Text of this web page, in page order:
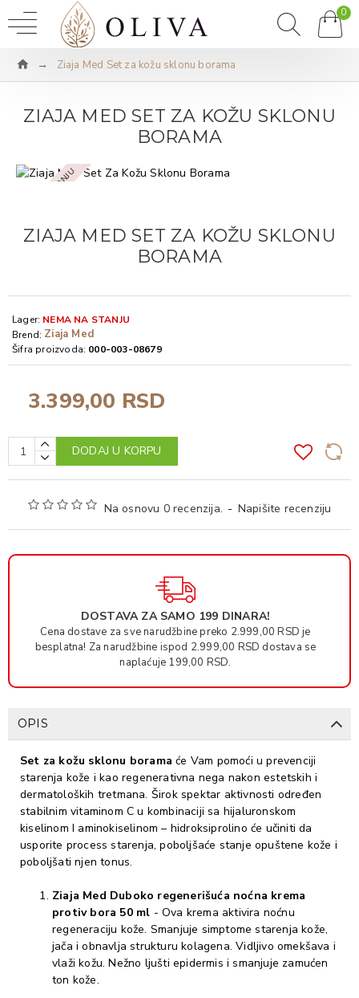
0
Ziaja Med Set za kožu sklonu borama
ZIAJA MED SET ZA KOŽU SKLONU
BORAMA
NEMA NA STANJU
ZIAJA MED SET ZA KOŽU SKLONU
BORAMA
Na osnovu 0 recenzija. - Napišite recenziju
3.399,00 RSD
Lager: NEMA NA STANJU
Brend: Ziaja Med
Šifra proizvoda: 000-003-08679
DODAJ U KORPU
DOSTAVA ZA SAMO 199 DINARA!
Cena dostave za sve narudžbine preko 2.999,00 RSD je
besplatna! Za narudžbine ispod 2.999,00 RSD dostava se
naplaćuje 199,00 RSD.
OPIS
Set za kožu sklonu borama će Vam pomoći u prevenciji
starenja kože i kao regenerativna nega nakon estetskih i
dermatoloških tretmana. Širok spektar aktivnosti određen
stabilnim vitaminom C u kombinaciji sa hijaluronskom
kiselinom I aminokiselinom – hidroksiprolino će učiniti da
usporite process starenja, poboljšaće stanje opuštene kože i
poboljšati njen tonus.
Ziaja Med Duboko regenerišuća noćna krema
protiv bora 50 ml - Ova krema aktivira noćnu
regeneraciju kože. Smanjuje simptome starenja kože,
jača i obnavlja strukturu kolagena. Vidljivo omekšava i
vlaži kožu. Nežno ljušti epidermis i smanjuje zamućen
ton kože.